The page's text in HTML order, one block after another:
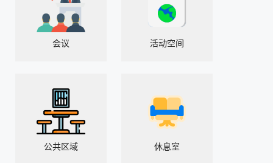
会议 活动空间
公共区域 休息室